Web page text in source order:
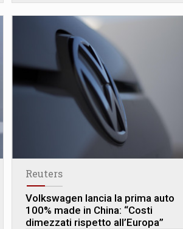
Reuters
Volkswagen lancia la prima auto
100% made in China: “Costi
dimezzati rispetto all’Europa”